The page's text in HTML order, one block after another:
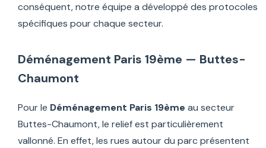
conséquent, notre équipe a développé des protocoles
spécifiques pour chaque secteur.
Déménagement Paris 19ème — Buttes-
Chaumont
Pour le Déménagement Paris 19ème au secteur
Buttes-Chaumont, le relief est particulièrement
vallonné. En effet, les rues autour du parc présentent